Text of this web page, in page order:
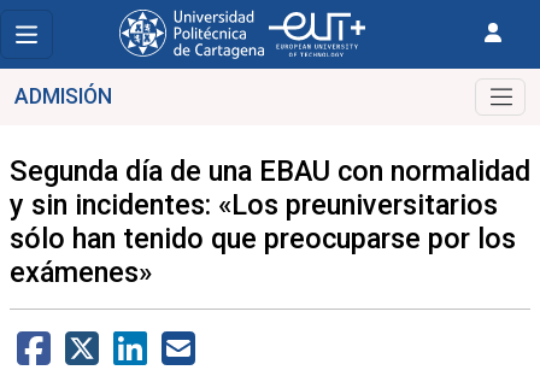
ADMISIÓN
Segunda día de una EBAU con normalidad
y sin incidentes: «Los preuniversitarios
sólo han tenido que preocuparse por los
exámenes»